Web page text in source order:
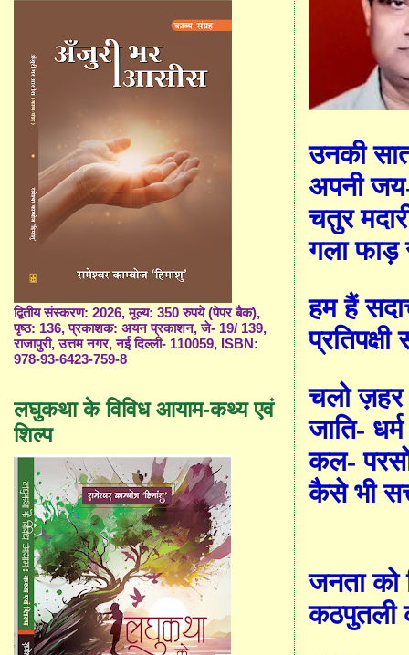
उनकी
अपनी जय
चतुर
गला फाड़
हम हैं
चलोज़
जाति-
कल-
कैसे भी
जनता को
कठपुतली
द्वितीय संस्करण: 2026, मूल्य: 350 रुपये (पेपर बैक),
पृष्ठ: 136, प्रकाशक: अयन प्रकाशन, जे- 19/ 139,
राजापुरी, उत्तम नगर, नई दिल्ली- 110059, ISBN:
978-93-6423-759-8
लघुकथा के विविध आयाम-कथ्य एवं
शिल्प